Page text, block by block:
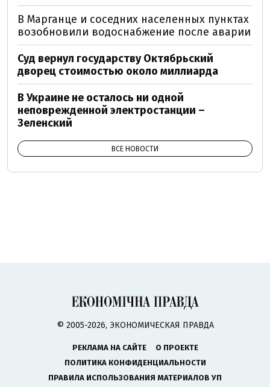
В Марганце и соседних населенных пунктах
возобновили водоснабжение после аварии
Суд вернул государству Октябрьский
дворец стоимостью около миллиарда
В Украине не осталось ни одной
неповрежденной электростанции –
Зеленский
ВСЕ НОВОСТИ
© 2005-2026, ЭКОНОМИЧЕСКАЯ ПРАВДА
РЕКЛАМА НА САЙТЕ
О ПРОЕКТЕ
ПОЛИТИКА КОНФИДЕНЦИАЛЬНОСТИ
ПРАВИЛА ИСПОЛЬЗОВАНИЯ МАТЕРИАЛОВ УП